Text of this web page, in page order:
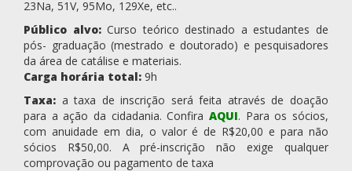
23Na, 51V, 95Mo, 129Xe, etc..
Público alvo:Curso teórico destinado a estudantes de
pós- graduação (mestrado e doutorado) e pesquisadores
da área de catálise e materiais.
Carga horária total: 9h
Taxa: a taxa de inscrição será feita através de doação
para a ação da cidadania. Confira AQUI. Para os sócios,
com anuidade em dia, o valor é de R$20,00 e para não
sócios R$50,00. A pré-inscrição não exige qualquer
comprovação ou pagamento de taxa